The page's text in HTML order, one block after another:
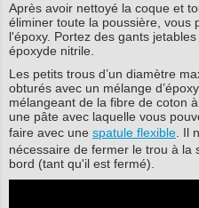
Après avoir nettoyé la coque et
éliminer toute la poussière, vous
l'époxy. Portez des gants
époxyde nitrile.
Les petits trous d’un diamètre
obturés avec un mélange
mélangeant de la fibre de coton
une pâte avec laquelle vous
faire avec une spatule flexible . Il
nécessaire de fermer le trou à la
bord (tant qu'il est fermé).